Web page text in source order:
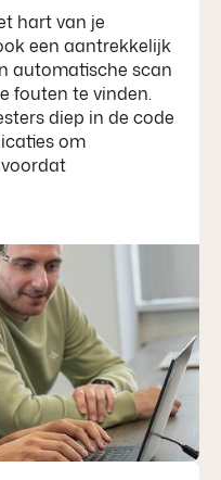
hart van je
een aantrekkelijk
automatische scan
fouten te vinden.
diep in de code
om